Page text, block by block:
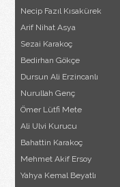
Necip Fazıl Kısakürek
Arif Nihat Asya
Sezai Karakoç
Bedirhan Gökçe
Dursun Ali Erzincanlı
Nurullah Genç
Ömer Lütfi Mete
Ali Ulvi Kurucu
Bahattin Karakoç
Mehmet Akif Ersoy
Yahya Kemal Beyatlı